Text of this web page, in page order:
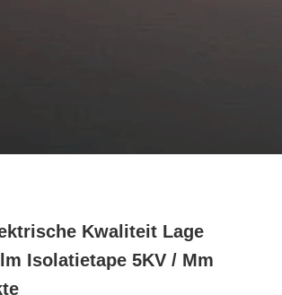
Kwaliteit Lage
Isolatietape 5KV / Mm